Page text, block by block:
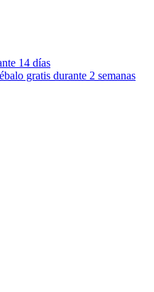
14 días
gratis durante 2 semanas